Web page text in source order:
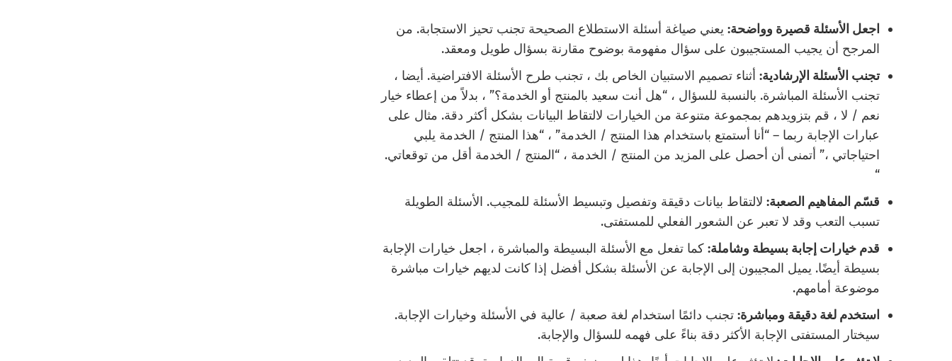
اجعل الأسئلة قصيرة وواضحة: يعني صياغة أسئلة الاستطلاع الصحيحة تجنب تحيز الاستجابة. من
المرجح أن يجيب المستجيبون على سؤال مفهومة بوضوح مقارنة بسؤال طويل ومعقد.
تجنب الأسئلة الإرشادية: أثناء تصميم الاستبيان الخاص بك ، تجنب طرح الأسئلة الافتراضية. أيضا ،
تجنب الأسئلة المباشرة. بالنسبة للسؤال ، “هل أنت سعيد بالمنتج أو الخدمة؟” ، بدلاً من إعطاء خيار
نعم / لا ، قم بتزويدهم بمجموعة متنوعة من الخيارات لالتقاط البيانات بشكل أكثر دقة. مثال على
عبارات الإجابة ربما – “أنا أستمتع باستخدام هذا المنتج / الخدمة” ، “هذا المنتج / الخدمة يلبي
احتياجاتي ،” أتمنى أن أحصل على المزيد من المنتج / الخدمة ، “المنتج / الخدمة أقل من توقعاتي.
“
قسّم المفاهيم الصعبة: لالتقاط بيانات دقيقة وتفصيل وتبسيط الأسئلة للمجيب. الأسئلة الطويلة
تسبب التعب وقد لا تعبر عن الشعور الفعلي للمستفتى.
قدم خيارات إجابة بسيطة وشاملة: كما تفعل مع الأسئلة البسيطة والمباشرة ، اجعل خيارات الإجابة
بسيطة أيضًا. يميل المجيبون إلى الإجابة عن الأسئلة بشكل أفضل إذا كانت لديهم خيارات مباشرة
موضوعة أمامهم.
استخدم لغة دقيقة ومباشرة: تجنب دائمًا استخدام لغة صعبة / عالية في الأسئلة وخيارات الإجابة.
سيختار المستفتى الإجابة الأكثر دقة بناءً على فهمه للسؤال والإجابة.